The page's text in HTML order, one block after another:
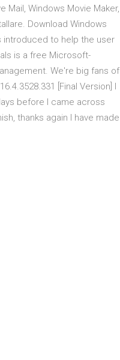
Windows Movie Maker,
Download Windows
introduced to help the user
is a free Microsoft-
We're big fans of
[Final Version] I
before I came across
thanks again I have made